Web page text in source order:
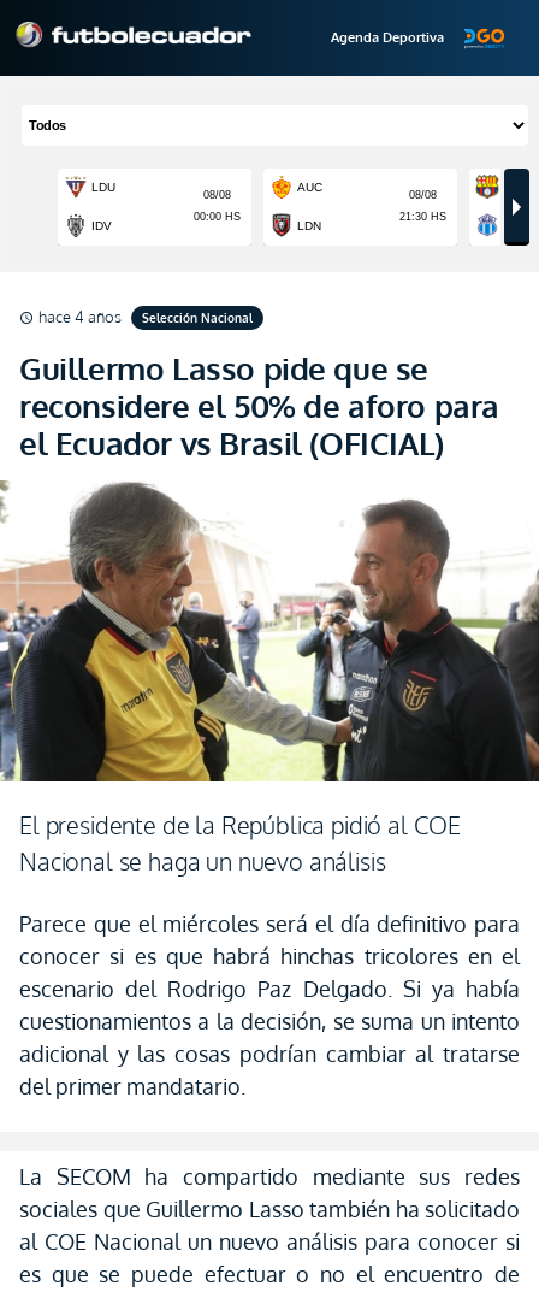
Agenda Deportiva
schedule hace 4 años Selección Nacional
Guillermo Lasso pide que se
reconsidere el 50% de aforo para
el Ecuador vs Brasil (OFICIAL)
El presidente de la República pidió al COE
Nacional se haga un nuevo análisis
Parece que el miércoles será el día definitivo para
conocer si es que habrá hinchas tricolores en el
escenario del Rodrigo Paz Delgado. Si ya había
cuestionamientos a la decisión, se suma un intento
adicional y las cosas podrían cambiar al tratarse
del primer mandatario.
La SECOM ha compartido mediante sus redes
sociales que Guillermo Lasso también ha solicitado
al COE Nacional un nuevo análisis para conocer si
es que se puede efectuar o no el encuentro de